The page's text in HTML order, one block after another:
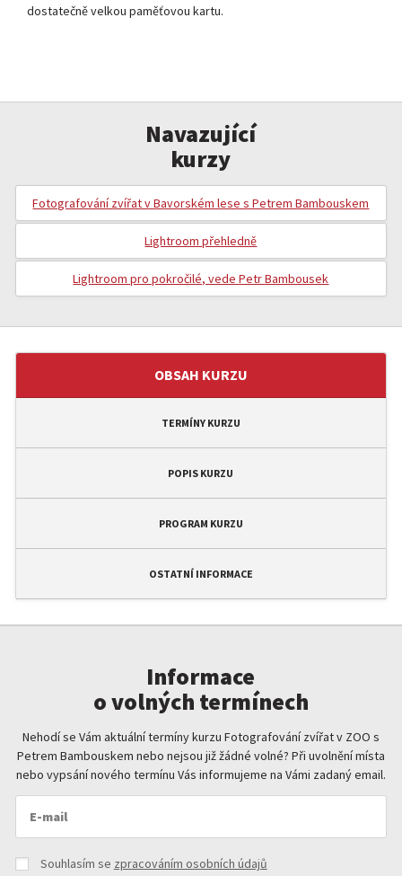
dostatečně velkou paměťovou kartu.
Navazující
kurzy
Fotografování zvířat v Bavorském lese s Petrem Bambouskem
Lightroom přehledně
Lightroom pro pokročilé, vede Petr Bambousek
OBSAH KURZU
TERMÍNY KURZU
POPIS KURZU
PROGRAM KURZU
OSTATNÍ INFORMACE
Informace
o volných termínech
Nehodí se Vám aktuální termíny kurzu Fotografování zvířat v ZOO s
Petrem Bambouskem nebo nejsou již žádné volné? Při uvolnění místa
nebo vypsání nového termínu Vás informujeme na Vámi zadaný email.
Souhlasím se zpracováním osobních údajů